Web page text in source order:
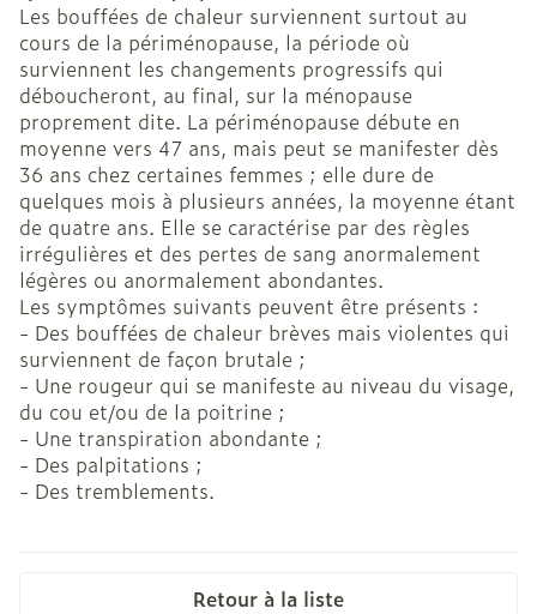
Les bouffées de chaleur surviennent surtout au
cours de la périménopause, la période où
surviennent les changements progressifs qui
déboucheront, au final, sur la ménopause
proprement dite. La périménopause débute en
moyenne vers 47 ans, mais peut se manifester dès
36 ans chez certaines femmes ; elle dure de
quelques mois à plusieurs années, la moyenne étant
de quatre ans. Elle se caractérise par des règles
irrégulières et des pertes de sang anormalement
légères ou anormalement abondantes.
Les symptômes suivants peuvent être présents :
- Des bouffées de chaleur brèves mais violentes qui
surviennent de façon brutale ;
- Une rougeur qui se manifeste au niveau du visage,
du cou et/ou de la poitrine ;
- Une transpiration abondante ;
- Des palpitations ;
- Des tremblements.
Retour à la liste